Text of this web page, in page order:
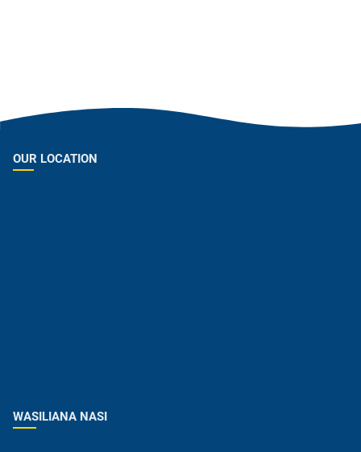
OUR LOCATION
WASILIANA NASI